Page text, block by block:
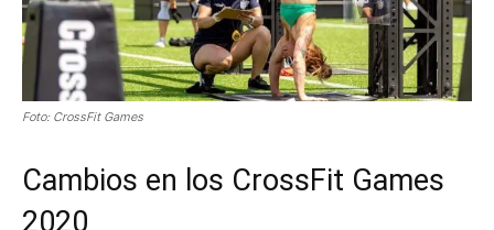
Foto: CrossFit Games
Cambios en los CrossFit Games
2020